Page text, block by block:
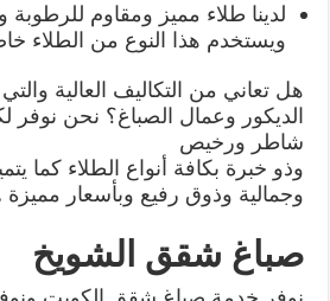
لدينا طلاء مميز ومقاوم
ويستخدم هذا النوع من الطلاء
هل تعاني من التكاليف العالية
الديكور وعمال الصباغ؟ نحن
شاطر ورخيص
وذو خبرة بكافة أنواع الطلاء كما
وجمالية وذوق رفيع وبأسعار مميزة .
صباغ شقق الشويخ